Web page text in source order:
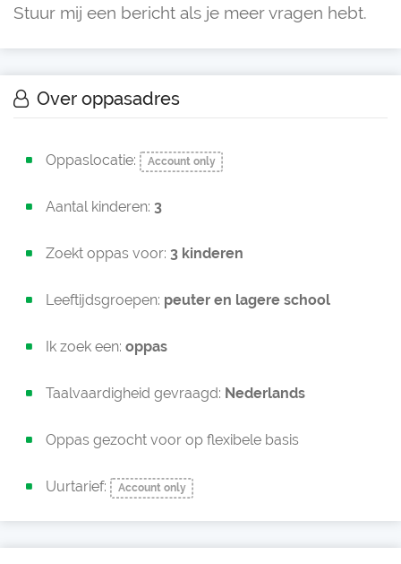
Stuur mij een bericht als je meer vragen hebt.
Over oppasadres
Oppaslocatie: Account only
Aantal kinderen: 3
Zoekt oppas voor: 3 kinderen
Leeftijdsgroepen: peuter en lagere school
Ik zoek een: oppas
Taalvaardigheid gevraagd: Nederlands
Oppas gezocht voor op flexibele basis
Uurtarief: Account only